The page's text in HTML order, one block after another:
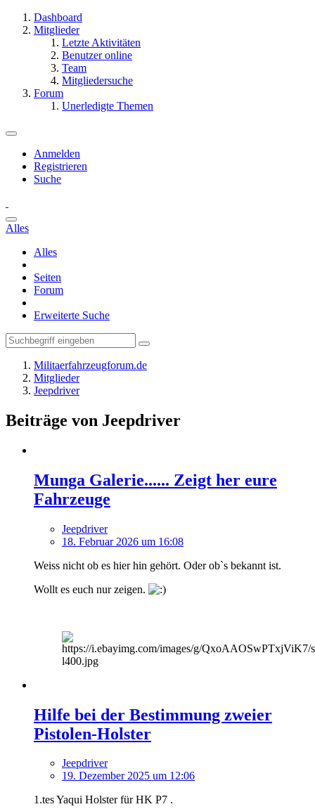
Dashboard
Mitglieder
Letzte Aktivitäten
Benutzer online
Team
Mitgliedersuche
Forum
Unerledigte Themen
Anmelden
Registrieren
Suche
Alles
Alles
Seiten
Forum
Erweiterte Suche
Militaerfahrzeugforum.de
Mitglieder
Jeepdriver
Beiträge von Jeepdriver
Munga Galerie...... Zeigt her eure
Fahrzeuge
Jeepdriver
18. Februar 2026 um 16:08
Weiss nicht ob es hier hin gehört. Oder ob`s bekannt ist.
Wollt es euch nur zeigen.
Hilfe bei der Bestimmung zweier
Pistolen-Holster
Jeepdriver
19. Dezember 2025 um 12:06
1.tes Yaqui Holster für HK P7 .